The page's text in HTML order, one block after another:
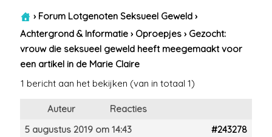
› Forum Lotgenoten Seksueel Geweld ›
Achtergrond & Informatie › Oproepjes › Gezocht:
vrouw die seksueel geweld heeft meegemaakt voor
een artikel in de Marie Claire
1 bericht aan het bekijken (van in totaal 1)
Auteur
Reacties
5 augustus 2019 om 14:43
#243278